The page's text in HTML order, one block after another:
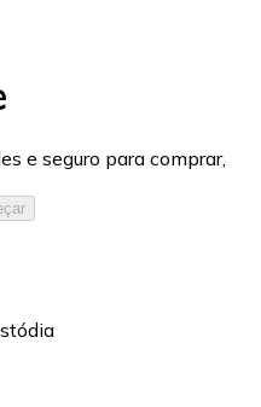
e seguro para comprar,